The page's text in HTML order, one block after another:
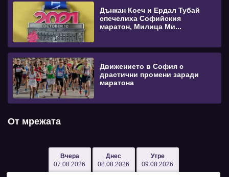
Дънкан Коеч и Ердал Тубай
спечелиха Софийския
маратон, Милица Ми...
Движението в София с
драстични промени заради
маратона
От мрежата
Вчера
07.08.2026
Днес
08.08.2026
Утре
09.08.2026